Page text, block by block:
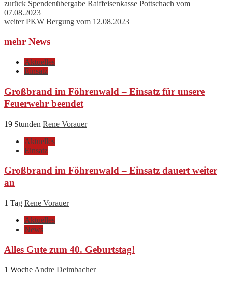
zurück Spendenübergabe Raiffeisenkasse Pottschach vom
07.08.2023
weiterPKW Bergung vom 12.08.2023
mehr News
Aktuelles
Einsatz
Großbrand im Föhrenwald – Einsatz für unsere
Feuerwehr beendet
19 Stunden Rene Vorauer
Aktuelles
Einsatz
Großbrand im Föhrenwald – Einsatz dauert weiter
an
1 Tag Rene Vorauer
Aktuelles
News
Alles Gute zum 40. Geburtstag!
1 Woche Andre Deimbacher